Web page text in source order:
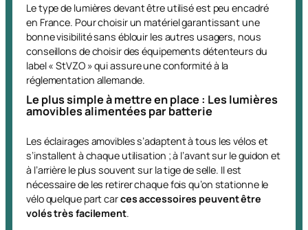
Le type de lumières devant être utilisé est peu encadré
en France. Pour choisir un matériel garantissant une
bonne visibilité sans éblouir les autres usagers, nous
conseillons de choisir des équipements détenteurs du
label « StVZO » qui assure une conformité à la
réglementation allemande.
Le plus simple à mettre en place : Les lumières
amovibles alimentées par batterie
Les éclairages amovibles s’adaptent à tous les vélos et
s’installent à chaque utilisation ; à l’avant sur le guidon et
à l’arrière le plus souvent sur la tige de selle. Il est
nécessaire de les retirer chaque fois qu’on stationne le
vélo quelque part carces accessoires peuvent être
volés très facilement.